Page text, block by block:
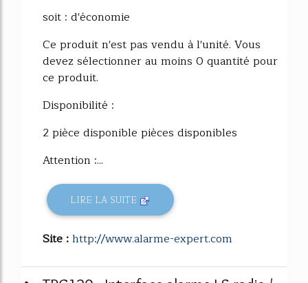
soit : d'économie
Ce produit n'est pas vendu à l'unité. Vous
devez sélectionner au moins 0 quantité pour
ce produit.
Disponibilité :
2 pièce disponible pièces disponibles
Attention :...
LIRE LA SUITE
Site :http://www.alarme-expert.com